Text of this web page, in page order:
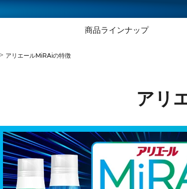
商品ラインナップ
アリエールMiRAiの特徴
アリ